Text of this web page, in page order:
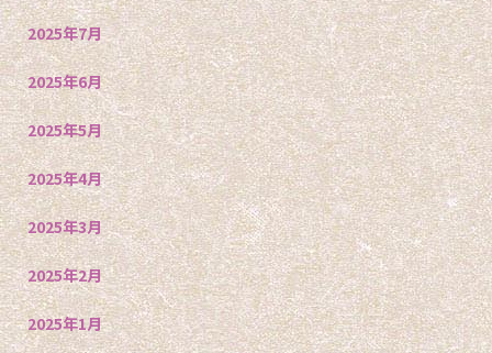
2025年7月
2025年6月
2025年5月
2025年4月
2025年3月
2025年2月
2025年1月